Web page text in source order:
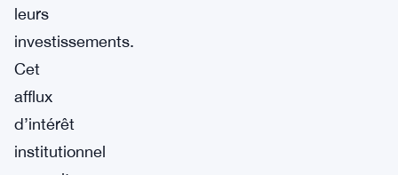
leurs
investissements.
Cet
afflux
d’intérêt
institutionnel